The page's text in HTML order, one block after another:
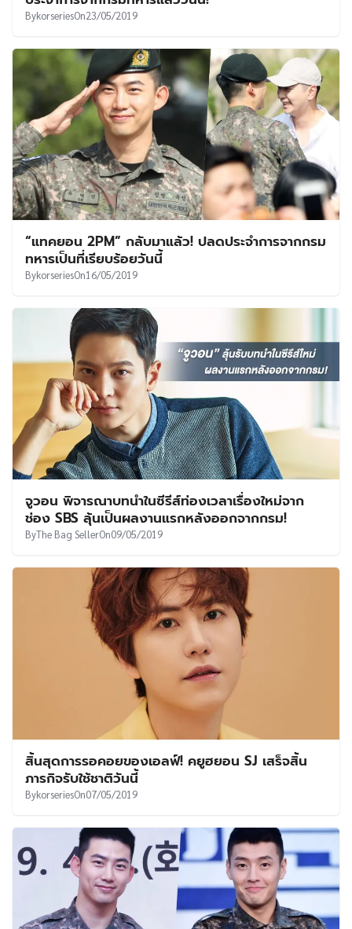
BykorseriesOn23/05/2019
“แทคยอน 2PM” กลับมาแล้ว! ปลดประจำการจากกรม
ทหารเป็นที่เรียบร้อยวันนี้
BykorseriesOn16/05/2019
จูวอน พิจารณาบทนำในซีรีส์ท่องเวลาเรื่องใหม่จาก
ช่อง SBS ลุ้นเป็นผลงานแรกหลังออกจากกรม!
ByThe Bag SellerOn09/05/2019
สิ้นสุดการรอคอยของเอลฟ์! คยูฮยอน SJ เสร็จสิ้น
ภารกิจรับใช้ชาติวันนี้
BykorseriesOn07/05/2019